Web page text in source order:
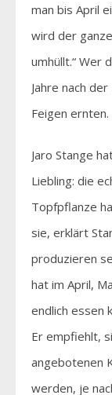
man bis April
wird der
umhüllt.“ Wer
Jahre nach
Feigen ernten.
Jaro Stange
Liebling: die
Topfpflanze
sie, erklärt
produzieren
hat im April,
endlich essen
Er empfiehlt,
angebotenen
werden, je